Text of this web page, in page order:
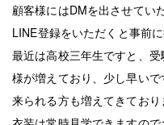
顧客様にはDMを出させてい
LINE登録をいただくと事前
最近は高校三年生ですと、
様が増えており、少し早い
来られる方も増えてきており